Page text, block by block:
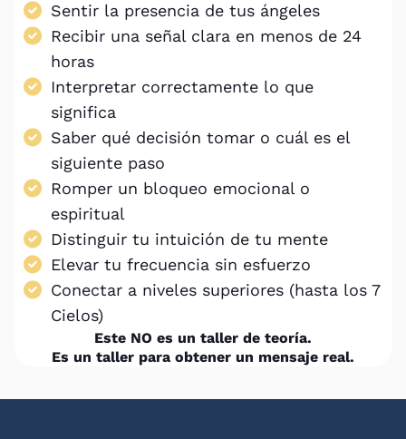
Sentir la presencia de tus ángeles
Recibir una señal clara en menos de 24
horas
Interpretar correctamente lo que
significa
Saber qué decisión tomar o cuál es el
siguiente paso
Romper un bloqueo emocional o
espiritual
Distinguir tu intuición de tu mente
Elevar tu frecuencia sin esfuerzo
Conectar a niveles superiores (hasta los 7
Cielos)
Este NO es un taller de teoría.
Es un taller para obtener un mensaje real.